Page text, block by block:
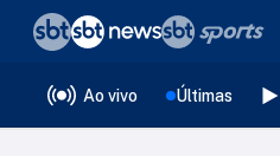
Ao vivo Últimas
❮voltar
Editorias